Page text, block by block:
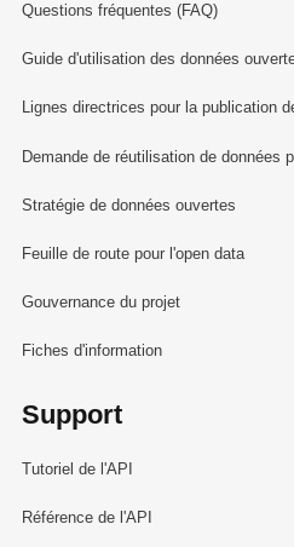
Questions fréquentes (FAQ)
Guide d'utilisation des données
Lignes directrices pour la publication
Demande de réutilisation de données
Stratégie de données ouvertes
Feuille de route pour l'open data
Gouvernance du projet
Fiches d'information
Support
Tutoriel de l'API
Référence de l'API